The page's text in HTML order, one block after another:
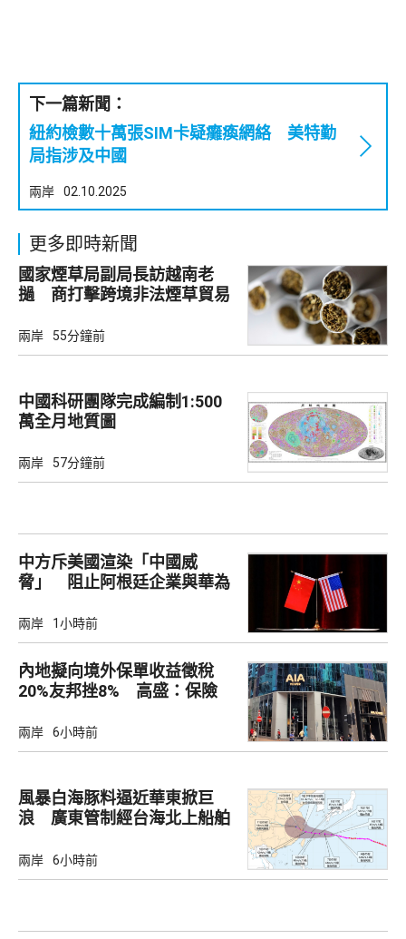
下一篇新聞：
紐約檢數十萬張SIM卡疑癱瘓網絡 美特勤
局指涉及中國
兩岸 02.10.2025
更多即時新聞
國家煙草局副局長訪越南老
撾 商打擊跨境非法煙草貿易
兩岸 55分鐘前
中國科研團隊完成編制1:500
萬全月地質圖
兩岸 57分鐘前
中方斥美國渲染「中國威
脅」 阻止阿根廷企業與華為
兩岸 1小時前
內地擬向境外保單收益徵稅
20%友邦挫8% 高盛：保險
兩岸 6小時前
風暴白海豚料逼近華東掀巨
浪 廣東管制經台海北上船舶
兩岸 6小時前